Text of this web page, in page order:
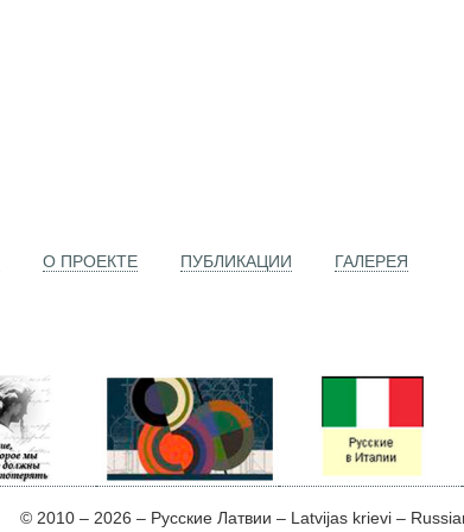
О ПРОЕКТЕ ПУБЛИКАЦИИ ГАЛЕРЕЯ
© 2010 – 2026 – Русские Латвии – Latvijas krievi –